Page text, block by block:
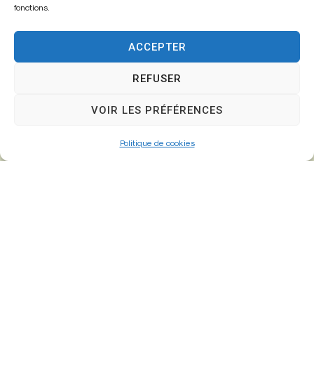
fonctions.
ACCEPTER
REFUSER
VOIR LES PRÉFÉRENCES
Politique de cookies
Fontenay-Trésigny
26 Av. du Général de Gaulle
77610 – Fontenay-Trésigny